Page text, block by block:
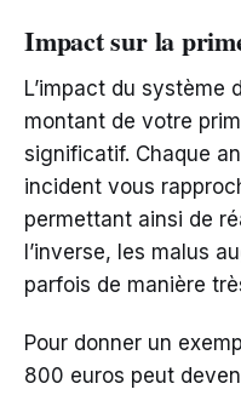
Impact sur la
L’impact du système
montant de votre
significatif. Chaque
incident vous
permettant ainsi de
l’inverse, les malus
parfois de manière
Pour donner un
800 euros peut